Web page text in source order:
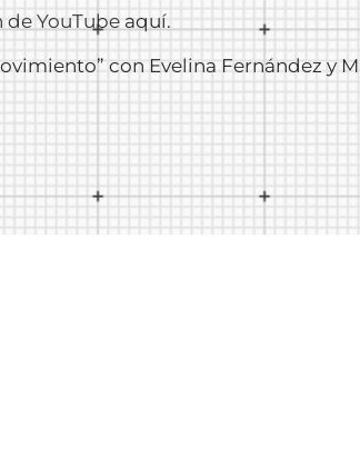
de YouTube aquí.
con Evelina Fernández y